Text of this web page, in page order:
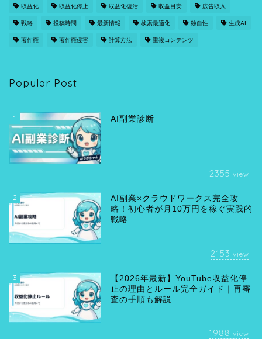
収益化 収益化停止 収益化復活 収益目安 広告収入
戦略 投稿時間 最新情報 検索最適化 独自性 生成AI
著作権 著作権侵害 計算方法 重複コンテンツ
Popular Post
1 AI副業診断
2355 view
2
AI副業×クラウドワークス完全攻
略！初心者が月10万円を稼ぐ実践的
戦略
2153 view
3
【2026年最新】YouTube収益化停
止の理由とルール完全ガイド｜再審
査の手順も解説
1988 view